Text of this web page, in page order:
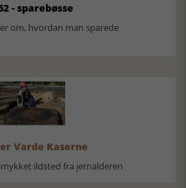
- sparebøsse
om, hvordan man sparede
Varde Kaserne
ildsted fra jernalderen